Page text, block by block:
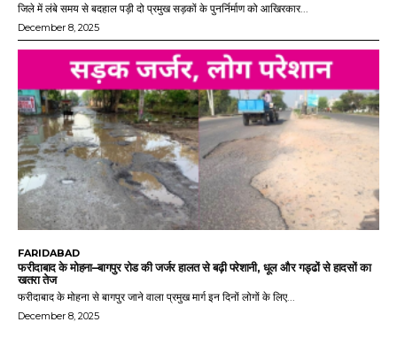
जिले में लंबे समय से बदहाल पड़ी दो प्रमुख सड़कों के पुनर्निर्माण को आखिरकार...
December 8, 2025
FARIDABAD
फरीदाबाद के मोहना–बागपुर रोड की जर्जर हालत से बढ़ी परेशानी, धूल और गड्ढों से हादसों का
खतरा तेज
फरीदाबाद के मोहना से बागपुर जाने वाला प्रमुख मार्ग इन दिनों लोगों के लिए...
December 8, 2025